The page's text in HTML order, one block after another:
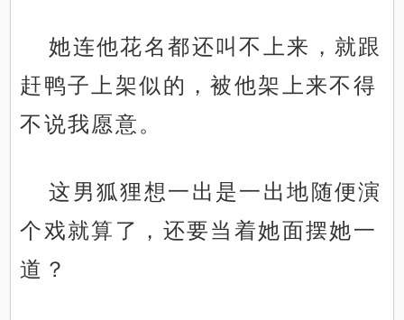
她连他花名都还叫不上来，就跟
赶鸭子上架似的，被他架上来不得
不说我愿意。
这男狐狸想一出是一出地随便演
个戏就算了，还要当着她面摆她一
道？